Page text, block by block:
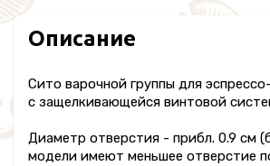
Описание
Сито варочной группы для
с защелкивающейся винтовой
Диаметр отверстия - прибл. 0.9 см
модели имеют меньшее отверстие